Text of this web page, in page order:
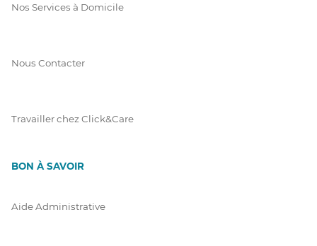
Nos Services à Domicile
Nous Contacter
Travailler chez Click&Care
BON À SAVOIR
Aide Administrative